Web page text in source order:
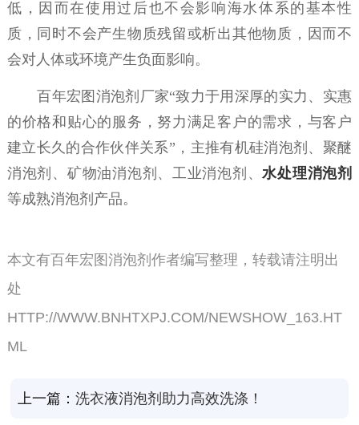
低，因而在使用过后也不会影响海水体系的基本性
质，同时不会产生物质残留或析出其他物质，因而不
会对人体或环境产生负面影响。
百年宏图消泡剂厂家“致力于用深厚的实力、实惠
的价格和贴心的服务，努力满足客户的需求，与客户
建立长久的合作伙伴关系”，主推有机硅消泡剂 、聚醚
消泡剂、矿物油消泡剂、工业消泡剂、 水处理消泡剂
等成熟消泡剂产品。
本文有百年宏图消泡剂作者编写整理，转载请注明出
处
HTTP://WWW.BNHTXPJ.COM/NEWSHOW_163.HT
ML
上一篇： 洗衣液消泡剂助力高效洗涤！